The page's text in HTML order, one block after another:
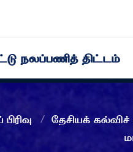
நலப்பணித் திட்டம்
தேசியக்